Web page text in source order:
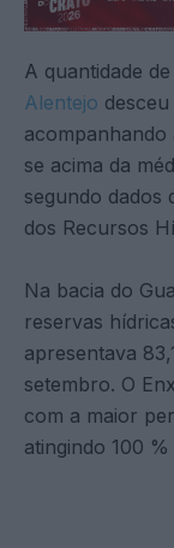
A quantidade
Alentejo
acompanhando
se acima da
segundo dados
dos Recursos
Na bacia do
reservas
apresentava
setembro. O
com a maior
atingindo 100